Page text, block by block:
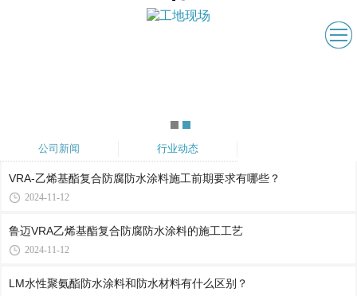
公司新闻 行业动态
VRA-乙烯基酯复合防腐防水涂料施工前期要求有哪些？
2024-11-12
鲁迈VRA乙烯基酯复合防腐防水涂料的施工工艺
2024-11-12
LM水性聚氨酯防水涂料和防水材料有什么区别？